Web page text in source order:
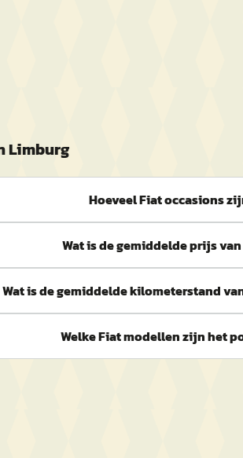
Limburg
Hoeveel Fiat occasions
Wat is de gemiddelde prijs
Wat is de gemiddelde kilometerstand
Welke Fiat modellen zijn het